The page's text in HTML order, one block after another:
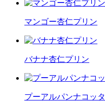
マンゴー杏仁プリン
バナナ杏仁プリン
プーアルパンナコッタ